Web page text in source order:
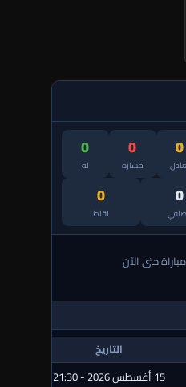
0
0
خسارة
0
له
0
0
نقاط
حتى الآن
التاريخ
15 أغسطس 2026 - 21:30